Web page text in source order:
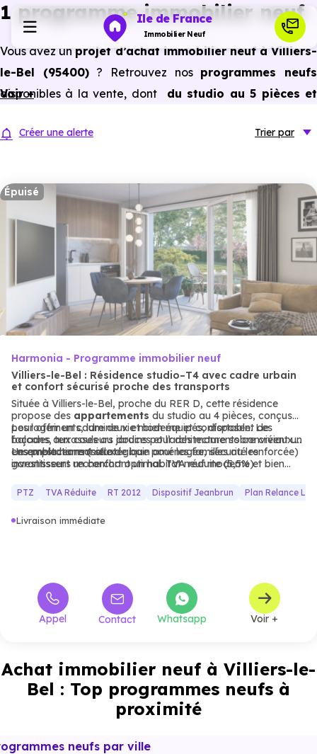
Ile de France
Immobilier Neuf
Programmes neufs
Habiter
Actualités
Ressources
Financer
1 programme immobilier neuf
Vous avez unprojet d’achat immobilier neuf à Villiers-
le-Bel (95400)? Retrouvez nos programmes neufs
disponibles à la vente, dont
du studio au 5 pièces et
des avantages du neuf :
PTZ, TVA réduitedans certains
cas, frais de notaire réduits, bonnes performances
énergétiques, garanties constructeur, etc.
Voir +
Créer une alerte Trier par
Épuisé
Harmonia - Programme immobilier neuf
Villiers-le-Bel : Résidence studio–T4 avec cadre urbain
et confort sécurisé proche des transports
Située à Villiers-le-Bel, proche du RER D, cette résidence
propose des appartements du studio au 4 pièces, conçus
pour offrir un cadre de vie moderne et confortable. Les
façades aux couleurs douces et l’architecture sobre créent un
ensemble harmonieux.
Les logements, lumineux et bien équipés, disposent de
balcons, terrasses ou jardins pour des moments conviviaux.
Les prestations (salle de bain aménagée, sécurité renforcée)
garantissent un confort optimal. TVA réduite (5,5%).
Un emplacement stratégique pour les familles ou les
investisseurs recherchant un habitat neuf moderne et bien
PTZ TVA Réduite RT 2012 Dispositif Jeanbrun Plan Relance
Livraison immédiate
Appel Contact Whatsapp Voir +
Achat immobilier neuf à Villiers-le-
Bel : Top programmes neufs à
proximité
neufs par ville